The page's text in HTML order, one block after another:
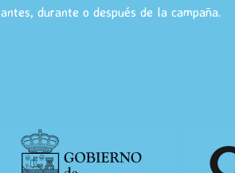
antes, durante o después de la campaña.